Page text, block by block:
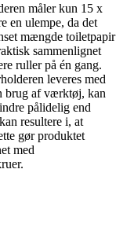
måler kun 15 x
en ulempe, da det
mængde toiletpapir
sammenlignet
ruller på én gang.
leveres med
brug af værktøj, kan
pålidelig end
resultere i, at
gør produktet
med